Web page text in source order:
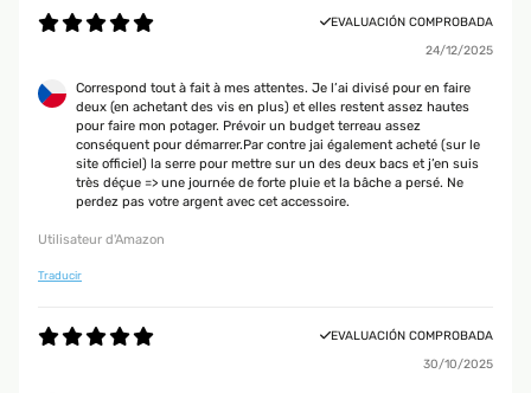
EVALUACIÓN COMPROBADA
24/12/2025
Correspond tout à fait à mes attentes. Je l’ai divisé pour en faire
deux (en achetant des vis en plus) et elles restent assez hautes
pour faire mon potager. Prévoir un budget terreau assez
conséquent pour démarrer.Par contre jai également acheté (sur le
site officiel) la serre pour mettre sur un des deux bacs et j’en suis
très déçue => une journée de forte pluie et la bâche a persé. Ne
perdez pas votre argent avec cet accessoire.
Utilisateur d'Amazon
Traducir
EVALUACIÓN COMPROBADA
30/10/2025